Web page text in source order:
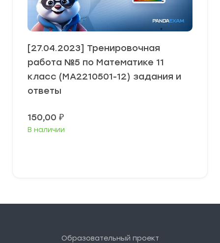
[27.04.2023] Тренировочная
работа №5 по Математике 11
класс (МА2210501-12) задания и
ответы
150,00 ₽
В наличии
Образовательный проект